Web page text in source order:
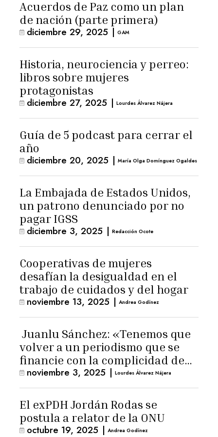
Acuerdos de Paz como un plan
de nación (parte primera)
diciembre 29, 2025 | GAM
Historia, neurociencia y perreo:
libros sobre mujeres
protagonistas
diciembre 27, 2025 | Lourdes Álvarez Nájera
Guía de 5 podcast para cerrar el
año
diciembre 20, 2025 | María Olga Domínguez Ogaldes
La Embajada de Estados Unidos,
un patrono denunciado por no
pagar IGSS
diciembre 3, 2025 | Redacción Ocote
Cooperativas de mujeres
desafían la desigualdad en el
trabajo de cuidados y del hogar
noviembre 13, 2025 | Andrea Godínez
Juanlu Sánchez: «Tenemos que
volver a un periodismo que se
financie con la complicidad de
los lectores»
noviembre 3, 2025 | Lourdes Álvarez Nájera
El exPDH Jordán Rodas se
postula a relator de la ONU
octubre 19, 2025 | Andrea Godínez